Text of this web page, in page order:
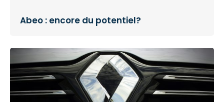
Abeo : encore du potentiel?